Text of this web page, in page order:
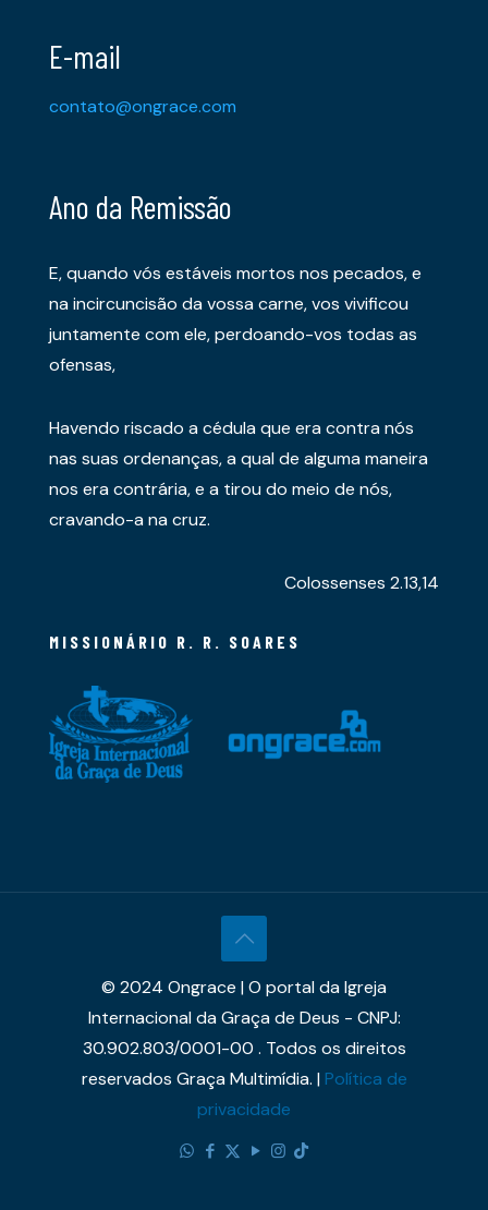
E-mail
contato@ongrace.com
Ano da Remissão
E, quando vós estáveis mortos nos pecados, e
na incircuncisão da vossa carne, vos vivificou
juntamente com ele, perdoando-vos todas as
ofensas,
Havendo riscado a cédula que era contra nós
nas suas ordenanças, a qual de alguma maneira
nos era contrária, e a tirou do meio de nós,
cravando-a na cruz.
Colossenses 2.13,14
MISSIONÁRIO R. R. SOARES
© 2024 Ongrace | O portal da Igreja
Internacional da Graça de Deus - CNPJ:
30.902.803/0001-00 . Todos os direitos
reservados Graça Multimídia. |Política de
privacidade